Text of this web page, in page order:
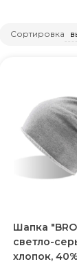
Сортировка
Шапка
светло-
хлопок, 40%